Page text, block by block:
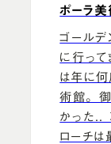
ポーラ美
ゴールデ
に行って
は年に何
術館。
かった..
ローチは